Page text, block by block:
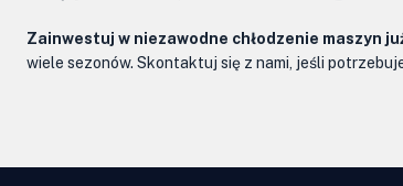
Zainwestuj w niezawodne chłodzenie maszyn
wiele sezonów. Skontaktuj się z nami, jeśli